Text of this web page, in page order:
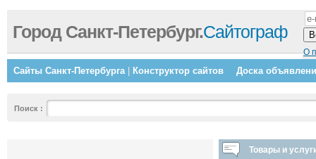
О
Город Санкт-Петербург.Сайтограф
Сайты Санкт-Петербурга| Конструктор сайтов Доска
Поиск :
Товары и